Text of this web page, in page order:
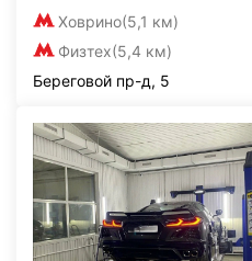
Ховрино(5,1 км)
Физтех(5,4 км)
Береговой пр-д, 5